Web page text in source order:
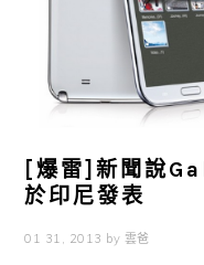
[爆雷]新聞說
於印尼發表
01 31, 2013 by 雲爸